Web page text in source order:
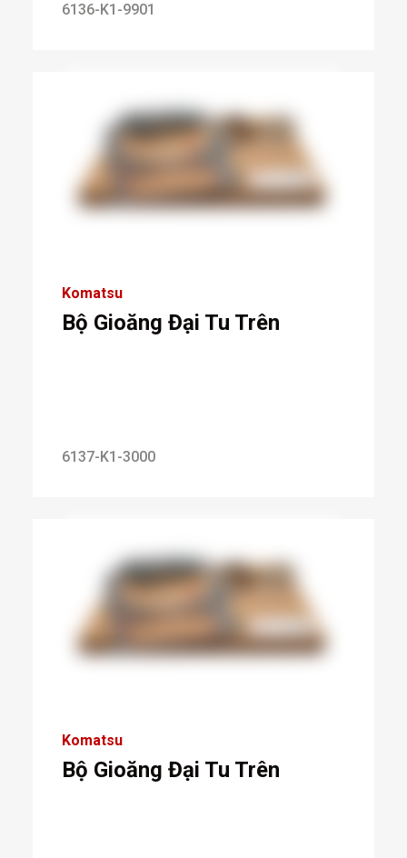
6136-K1-9901
Komatsu
Bộ Gioăng Đại Tu Trên
6137-K1-3000
Komatsu
Bộ Gioăng Đại Tu Trên